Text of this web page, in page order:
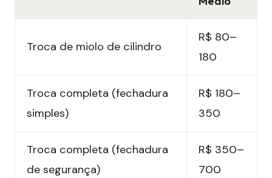
Troca de miolo de cilindro
R$ 80–
180
Troca completa (fechadura
simples)
R$ 180–
350
Troca completa (fechadura
de segurança)
R$ 350–
700